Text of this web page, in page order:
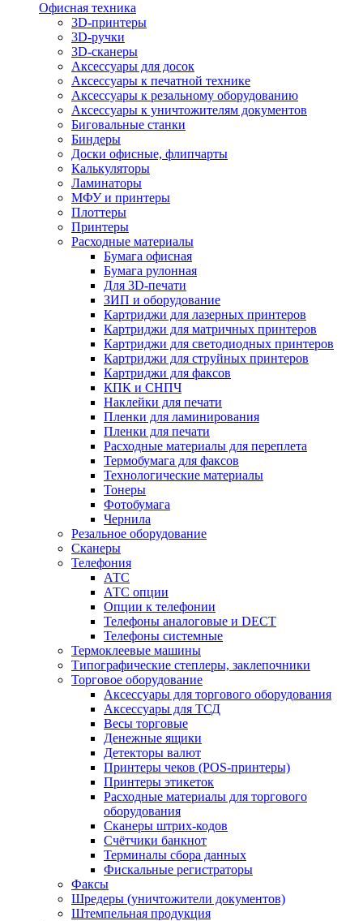
Офисная техника
3D-принтеры
3D-ручки
3D-сканеры
Аксессуары для досок
Аксессуары к печатной технике
Аксессуары к резальному оборудованию
Аксессуары к уничтожителям документов
Биговальные станки
Биндеры
Доски офисные, флипчарты
Калькуляторы
Ламинаторы
МФУ и принтеры
Плоттеры
Принтеры
Расходные материалы
Бумага офисная
Бумага рулонная
Для 3D-печати
ЗИП и оборудование
Картриджи для лазерных принтеров
Картриджи для матричных принтеров
Картриджи для светодиодных принтеров
Картриджи для струйных принтеров
Картриджи для факсов
КПК и СНПЧ
Наклейки для печати
Пленки для ламинирования
Пленки для печати
Расходные материалы для переплета
Термобумага для факсов
Технологические материалы
Тонеры
Фотобумага
Чернила
Резальное оборудование
Сканеры
Телефония
АТС
АТС опции
Опции к телефонии
Телефоны аналоговые и DECT
Телефоны системные
Термоклеевые машины
Типографические степлеры, заклепочники
Торговое оборудование
Аксессуары для торгового оборудования
Аксессуары для ТСД
Весы торговые
Денежные ящики
Детекторы валют
Принтеры чеков (POS-принтеры)
Принтеры этикеток
Расходные материалы для торгового
оборудования
Сканеры штрих-кодов
Счётчики банкнот
Терминалы сбора данных
Фискальные регистраторы
Факсы
Шредеры (уничтожители документов)
Штемпельная продукция